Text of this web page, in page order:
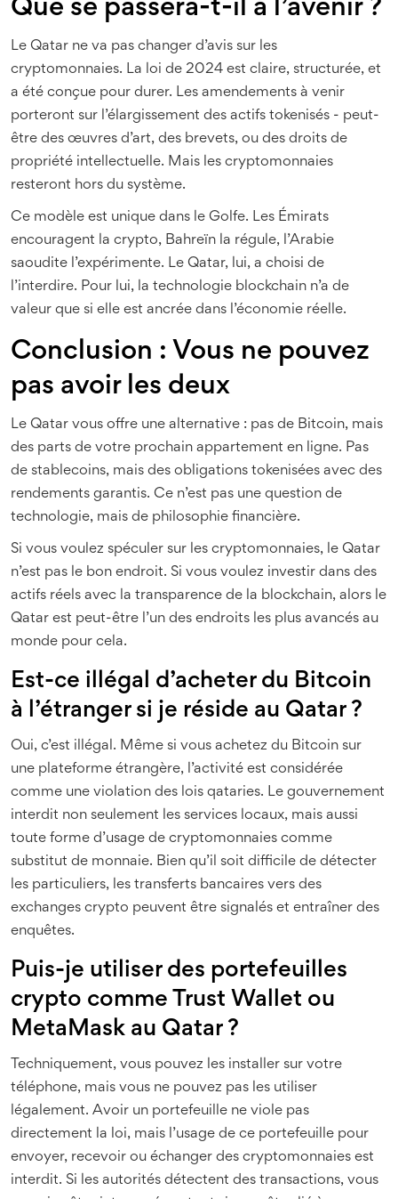
Que se passera-t-il à l’avenir ?
Le Qatar ne va pas changer d’avis sur les
cryptomonnaies. La loi de 2024 est claire, structurée, et
a été conçue pour durer. Les amendements à venir
porteront sur l’élargissement des actifs tokenisés - peut-
être des œuvres d’art, des brevets, ou des droits de
propriété intellectuelle. Mais les cryptomonnaies
resteront hors du système.
Ce modèle est unique dans le Golfe. Les Émirats
encouragent la crypto, Bahreïn la régule, l’Arabie
saoudite l’expérimente. Le Qatar, lui, a choisi de
l’interdire. Pour lui, la technologie blockchain n’a de
valeur que si elle est ancrée dans l’économie réelle.
Conclusion : Vous ne pouvez
pas avoir les deux
Le Qatar vous offre une alternative : pas de Bitcoin, mais
des parts de votre prochain appartement en ligne. Pas
de stablecoins, mais des obligations tokenisées avec des
rendements garantis. Ce n’est pas une question de
technologie, mais de philosophie financière.
Si vous voulez spéculer sur les cryptomonnaies, le Qatar
n’est pas le bon endroit. Si vous voulez investir dans des
actifs réels avec la transparence de la blockchain, alors le
Qatar est peut-être l’un des endroits les plus avancés au
monde pour cela.
Est-ce illégal d’acheter du Bitcoin
à l’étranger si je réside au Qatar ?
Oui, c’est illégal. Même si vous achetez du Bitcoin sur
une plateforme étrangère, l’activité est considérée
comme une violation des lois qataries. Le gouvernement
interdit non seulement les services locaux, mais aussi
toute forme d’usage de cryptomonnaies comme
substitut de monnaie. Bien qu’il soit difficile de détecter
les particuliers, les transferts bancaires vers des
exchanges crypto peuvent être signalés et entraîner des
enquêtes.
Puis-je utiliser des portefeuilles
crypto comme Trust Wallet ou
MetaMask au Qatar ?
Techniquement, vous pouvez les installer sur votre
téléphone, mais vous ne pouvez pas les utiliser
légalement. Avoir un portefeuille ne viole pas
directement la loi, mais l’usage de ce portefeuille pour
envoyer, recevoir ou échanger des cryptomonnaies est
interdit. Si les autorités détectent des transactions, vous